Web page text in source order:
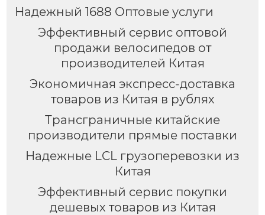
Надежный 1688 Оптовые услуги
Эффективный сервис оптовой
продажи велосипедов от
производителей Китая
Экономичная экспресс-доставка
товаров из Китая в рублях
Трансграничные китайские
производители прямые поставки
Надежные LCL грузоперевозки из
Китая
Эффективный сервис покупки
дешевых товаров из Китая